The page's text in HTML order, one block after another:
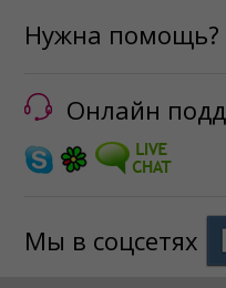
Нужна помощь?
Онлайн
Мы в соцсетях